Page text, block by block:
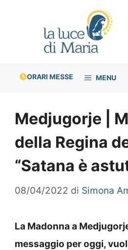
ORARI MESSE MENU
Medjugorje |
della Regina
“Satana è
08/04/2022 di Simona
La Madonna a
messaggio per oggi,